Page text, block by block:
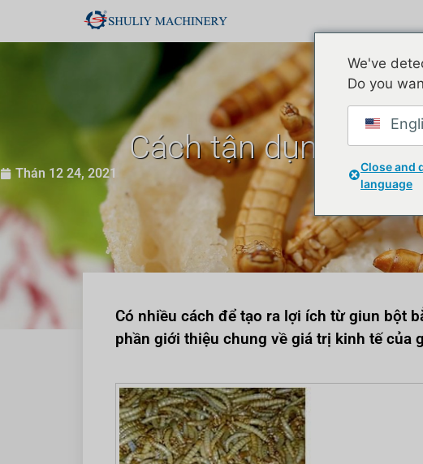
Cách tận dụng lợi
Thán 12 24, 2021
Có nhiều cách để tạo ra lợi ích từ giun bột
phần giới thiệu chung về giá trị kinh tế của
We've
Do you
Close and
language